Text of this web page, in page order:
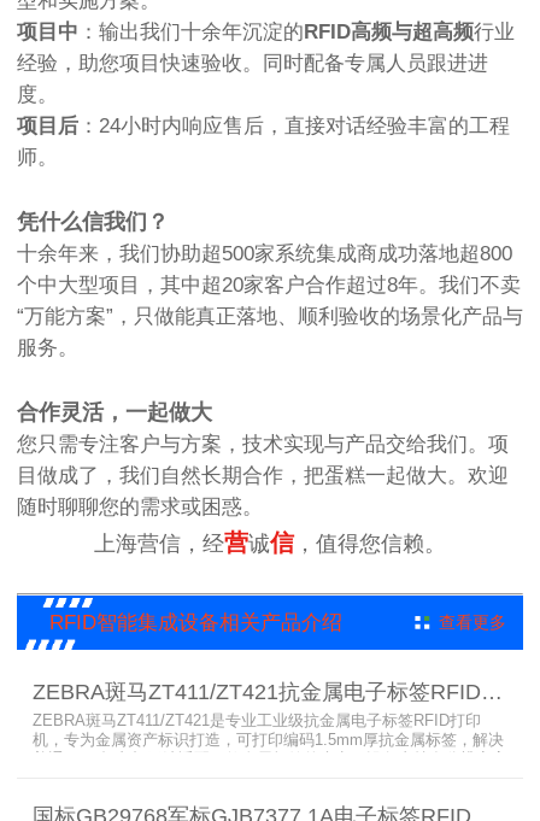
项目中 ：输出我们十余年沉淀的RFID高频与超高频行业
经验，助您项目快速验收。同时配备专属人员跟进进
度。
项目后 ：24小时内响应售后，直接对话经验丰富的工程
师。
凭什么信我们？
十余年来，我们协助超500家系统集成商成功落地超800
个中大型项目，其中超20家客户合作超过8年。我们不卖
“万能方案”，只做能真正落地、顺利验收的场景化产品与
服务。
合作灵活，一起做大
您只需专注客户与方案，技术实现与产品交给我们。项
目做成了，我们自然长期合作，把蛋糕一起做大。欢迎
随时聊聊您的需求或困惑。
上海营信，经营诚信，值得您信赖。
RFID智能集成设备相关产品介绍 查看更多
ZEBRA斑马ZT411/ZT421抗金属电子标签RFID打印机
ZEBRA斑马ZT411/ZT421是专业工业级抗金属电子标签RFID打印
机，专为金属资产标识打造，可打印编码1.5mm厚抗金属标签，解决